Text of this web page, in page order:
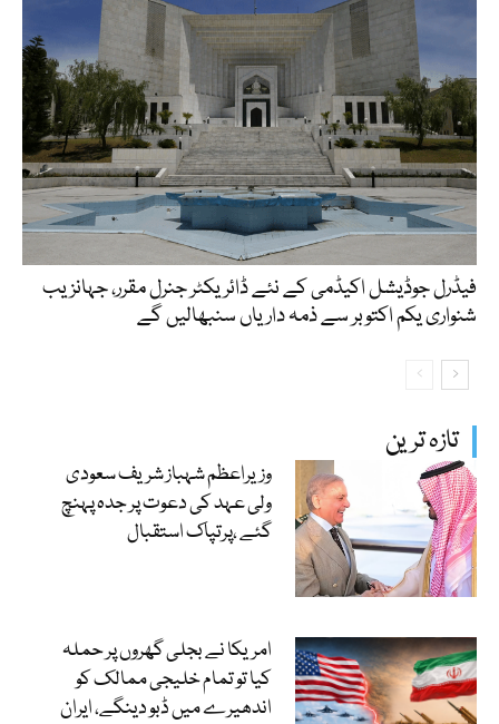
تازہ ترین
وزیراعظم شہباز شریف سعودی
ولی عہد کی دعوت پر جدہ پہنچ
گئے ،پرتپاک استقبال
امریکا نے بجلی گھروں پر حملہ
کیا تو تمام خلیجی ممالک کو
اندھیرے میں ڈبو دینگے، ایران
فیڈرل جوڈیشل اکیڈمی کے نئے ڈائریکٹر جنرل مقرر، جہانزیب
شنواری یکم اکتوبر سے ذمہ داریاں سنبھالیں گے